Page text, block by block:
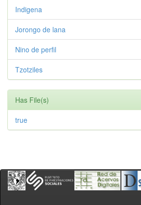
Indigena
Jorongo de lana
Nino de perfil
Tzotziles
Has File(s)
true